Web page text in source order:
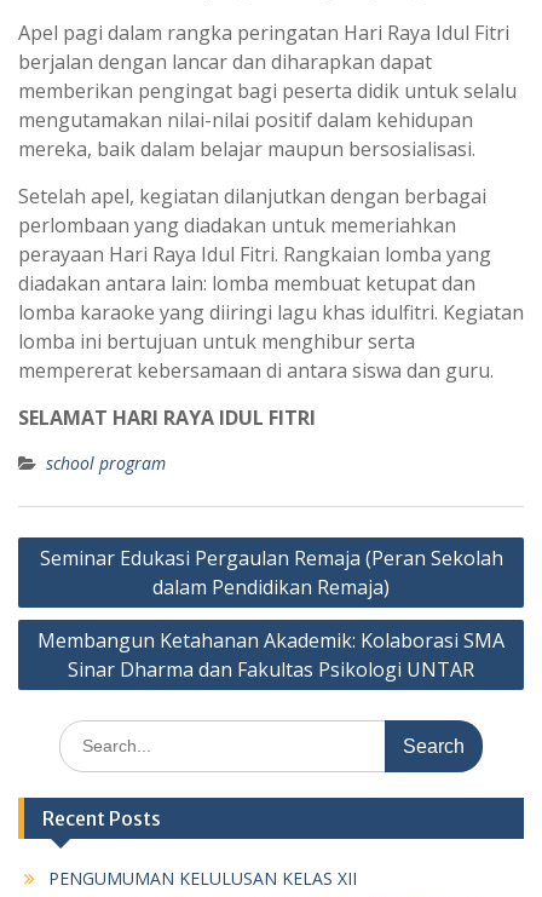
Apel pagi dalam rangka peringatan Hari Raya Idul Fitri
berjalan dengan lancar dan diharapkan dapat
memberikan pengingat bagi peserta didik untuk selalu
mengutamakan nilai-nilai positif dalam kehidupan
mereka, baik dalam belajar maupun bersosialisasi.
Setelah apel, kegiatan dilanjutkan dengan berbagai
perlombaan yang diadakan untuk memeriahkan
perayaan Hari Raya Idul Fitri. Rangkaian lomba yang
diadakan antara lain: lomba membuat ketupat dan
lomba karaoke yang diiringi lagu khas idulfitri. Kegiatan
lomba ini bertujuan untuk menghibur serta
mempererat kebersamaan di antara siswa dan guru.
SELAMAT HARI RAYA IDUL FITRI
school program
Post
Seminar Edukasi Pergaulan Remaja (Peran Sekolah
dalam Pendidikan Remaja)
Membangun Ketahanan Akademik: Kolaborasi SMA
Sinar Dharma dan Fakultas Psikologi UNTAR
Search
for:
Recent Posts
PENGUMUMAN KELULUSAN KELAS XII